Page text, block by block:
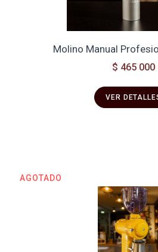
Molino Manual
$ 465 000
VER
AGOTADO